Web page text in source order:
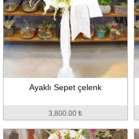
Ayaklı Sepet çelenk
3,800.00 ₺